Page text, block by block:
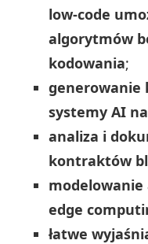
low-code
algorytmów
kodowania;
generowanie
systemy AI
analiza i
kontraktów
edge
łatwe